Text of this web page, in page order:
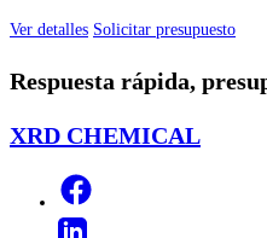
Ver detalles Solicitar presupuesto
Respuesta rápida,
XRD CHEMICAL